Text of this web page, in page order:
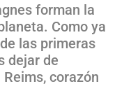
forman la
Como ya
las primeras
dejar de
corazón